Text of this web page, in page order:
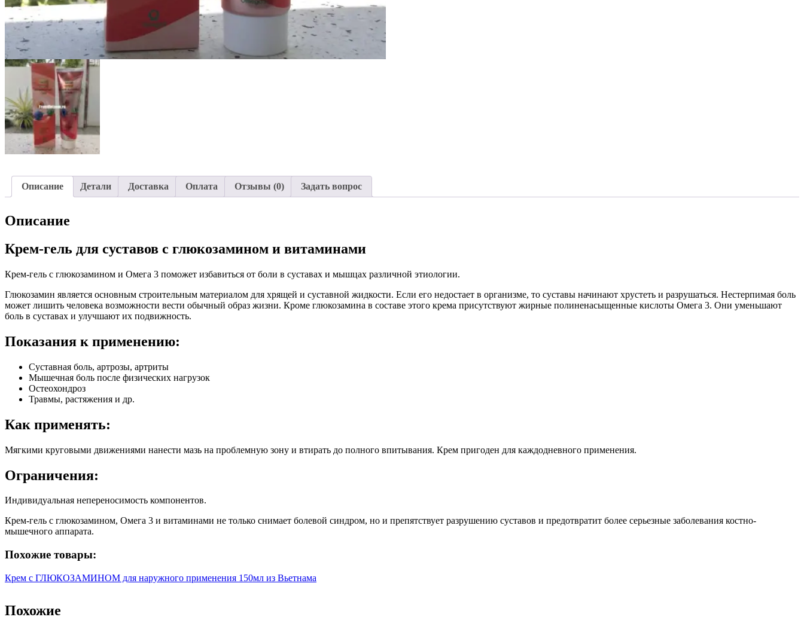
Описание Детали Доставка Оплата Отзывы (0) Задать вопрос
Описание
Крем-гель для суставов с глюкозамином и витаминами
Крем-гель с глюкозамином и Омега 3 поможет избавиться от боли в суставах и мышцах различной этиологии.
Глюкозамин является основным строительным материалом для хрящей и суставной жидкости. Если его недостает в организме, то суставы начинают хрустеть и разрушаться. Нестерпимая боль
может лишить человека возможности вести обычный образ жизни. Кроме глюкозамина в составе этого крема присутствуют жирные полиненасыщенные кислоты Омега 3. Они уменьшают
боль в суставах и улучшают их подвижность.
Показания к применению:
Суставная боль, артрозы, артриты
Мышечная боль после физических нагрузок
Остеохондроз
Травмы, растяжения и др.
Как применять:
Мягкими круговыми движениями нанести мазь на проблемную зону и втирать до полного впитывания. Крем пригоден для каждодневного применения.
Ограничения:
Индивидуальная непереносимость компонентов.
Крем-гель с глюкозамином, Омега 3 и витаминами не только снимает болевой синдром, но и препятствует разрушению суставов и предотвратит более серьезные заболевания костно-
мышечного аппарата.
Похожие товары:
Крем с ГЛЮКОЗАМИНОМ для наружного применения 150мл из Вьетнама
Похожие